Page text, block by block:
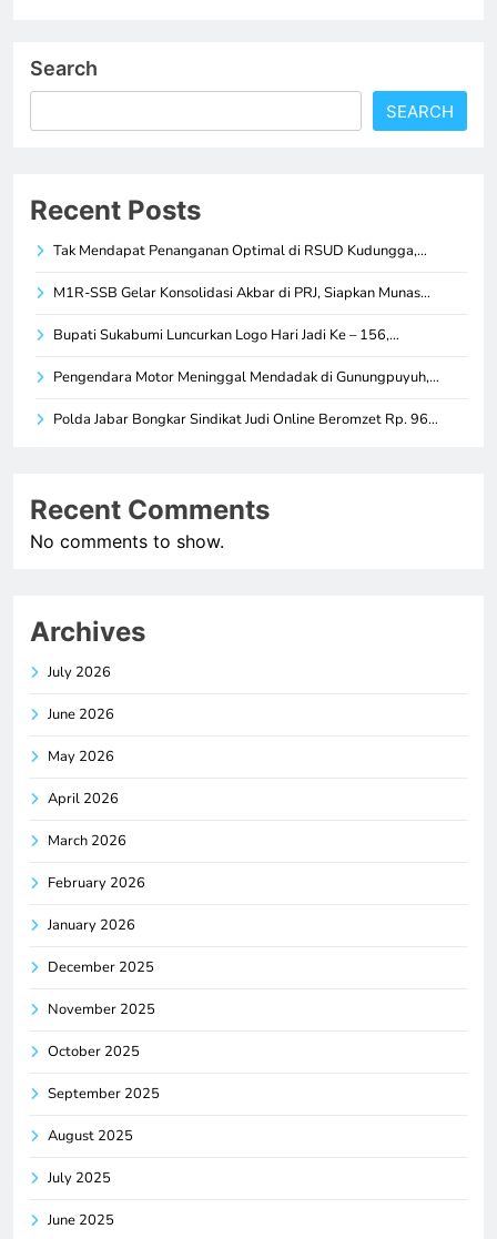
Search
SEARCH
Recent Posts
Tak Mendapat Penanganan Optimal di RSUD Kudungga,…
M1R-SSB Gelar Konsolidasi Akbar di PRJ, Siapkan Munas…
Bupati Sukabumi Luncurkan Logo Hari Jadi Ke – 156,…
Pengendara Motor Meninggal Mendadak di Gunungpuyuh,…
Polda Jabar Bongkar Sindikat Judi Online Beromzet Rp. 96…
Recent Comments
No comments to show.
Archives
July 2026
June 2026
May 2026
April 2026
March 2026
February 2026
January 2026
December 2025
November 2025
October 2025
September 2025
August 2025
July 2025
June 2025